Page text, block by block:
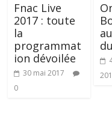
Fnac Live
2017 : toute
la
programmat
ion dévoilée
30 mai 2017
0